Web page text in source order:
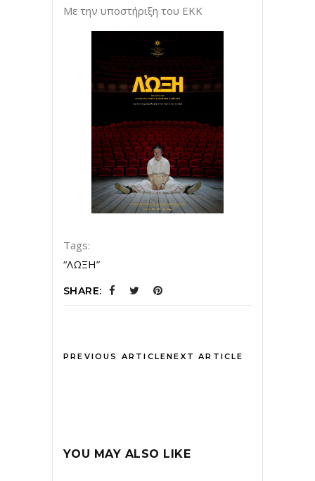
Με την υποστήριξη του ΕΚΚ
Tags:
“ΛΩΞΗ”
SHARE:
PREVIOUS ARTICLENEXT ARTICLE
YOU MAY ALSO LIKE